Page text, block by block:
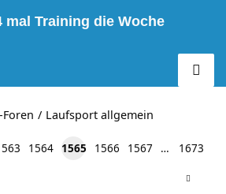
mal Training die Woche
Laufsport allgemein
1564 1565 1566 1567 … 1673